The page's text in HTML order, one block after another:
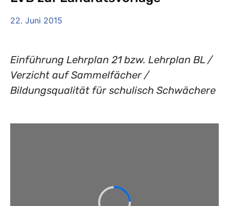
22. Juni 2015
Einführung Lehrplan 21 bzw. Lehrplan BL /
Verzicht auf Sammelfächer /
Bildungsqualität für schulisch Schwächere